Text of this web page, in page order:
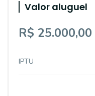
Valor aluguel
R$ 25.000,00
IPTU